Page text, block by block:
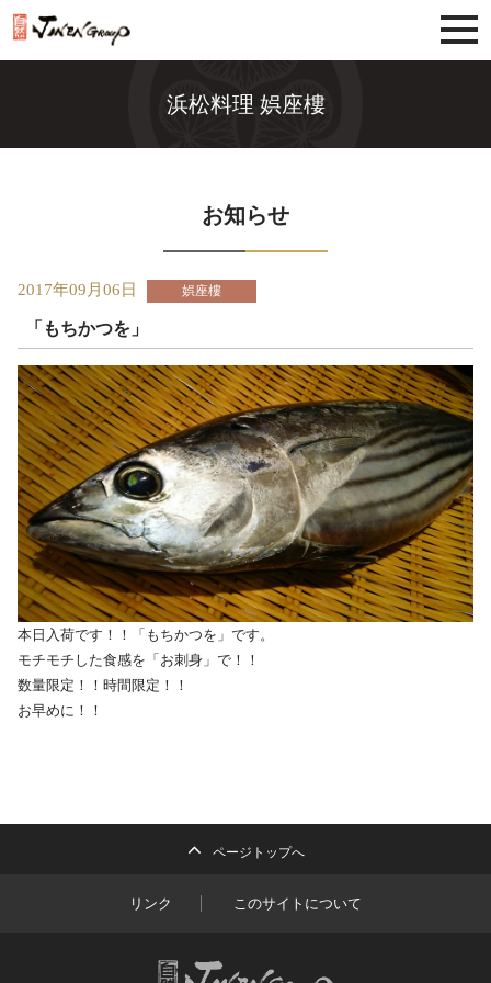
浜松料理 娯座樓
お知らせ
2017年09月06日 娯座樓
「もちかつを」
本日入荷です！！「もちかつを」です。
モチモチした食感を「お刺身」で！！
数量限定！！時間限定！！
お早めに！！
ページトップへ
リンク このサイトについて